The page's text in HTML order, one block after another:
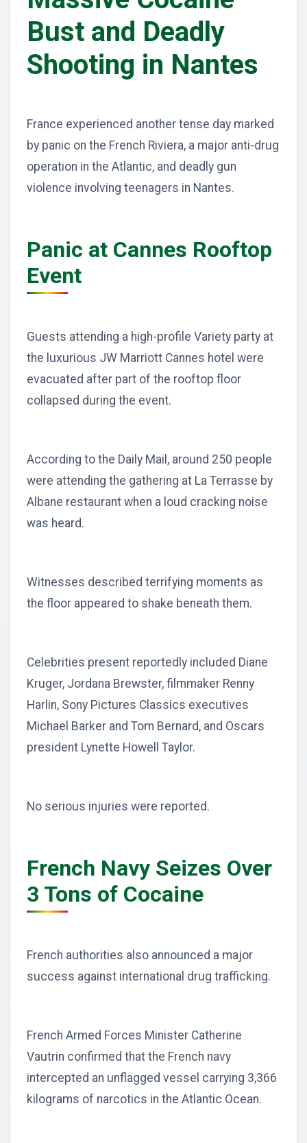
Bust and Deadly
Shooting in Nantes
France experienced another tense day marked
by panic on the French Riviera, a major anti-drug
operation in the Atlantic, and deadly gun
violence involving teenagers in Nantes.
Panic at Cannes Rooftop
Event
Guests attending a high-profile Variety party at
the luxurious JW Marriott Cannes hotel were
evacuated after part of the rooftop floor
collapsed during the event.
According to the Daily Mail, around 250 people
were attending the gathering at La Terrasse by
Albane restaurant when a loud cracking noise
was heard.
Witnesses described terrifying moments as
the floor appeared to shake beneath them.
Celebrities present reportedly included Diane
Kruger, Jordana Brewster, filmmaker Renny
Harlin, Sony Pictures Classics executives
Michael Barker and Tom Bernard, and Oscars
president Lynette Howell Taylor.
No serious injuries were reported.
French Navy Seizes Over
3 Tons of Cocaine
French authorities also announced a major
success against international drug trafficking.
French Armed Forces Minister Catherine
Vautrin confirmed that the French navy
intercepted an unflagged vessel carrying 3,366
kilograms of narcotics in the Atlantic Ocean.